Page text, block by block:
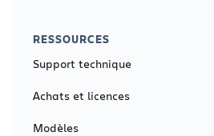
RESSOURCES
Support technique
Achats et licences
Modèles